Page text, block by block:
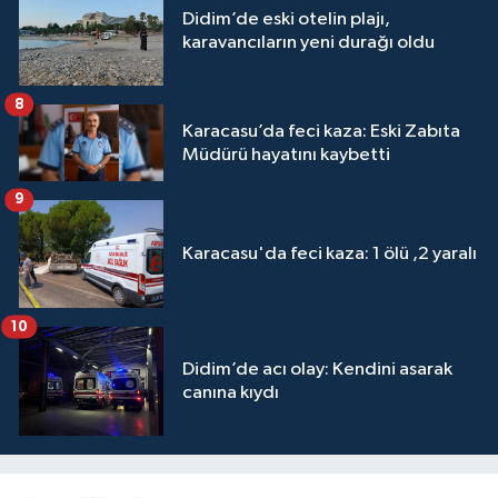
Didim’de eski otelin plajı,
karavancıların yeni durağı oldu
Karacasu’da feci kaza: Eski Zabıta
Müdürü hayatını kaybetti
8
Karacasu'da feci kaza: 1 ölü ,2 yaralı
9
Didim’de acı olay: Kendini asarak
canına kıydı
10